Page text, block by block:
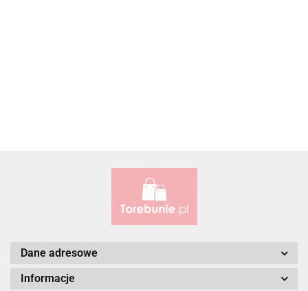
Alessandro Paoli
Dane adresowe
Informacje